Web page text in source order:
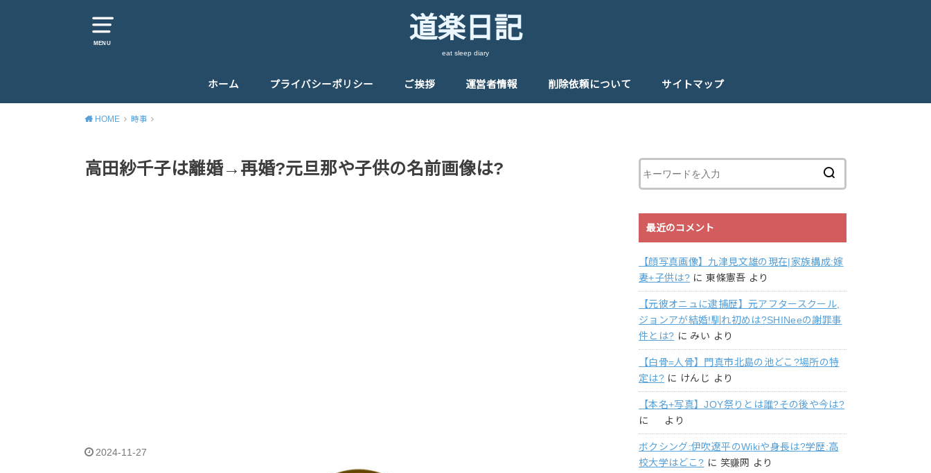
MENU 道楽日記
eat sleep diary
ホーム プライバシーポリシー ご挨拶 運営者情報 削除依頼について サイトマップ
HOME 時事
高田紗千子は離婚→再婚?元旦那や子供の名前画像は?
2024-11-27
最近のコメント
【顔写真画像】九津見文雄の現在|家族構成:嫁
妻+子供は? に東條憲吾 より
【元彼オニュに逮捕歴】元アフタースクール,
ジョンアが結婚!馴れ初めは?SHINeeの謝罪事
件とは? に みい より
【白骨=人骨】門真市北島の池どこ?場所の特
定は? に けんじ より
【本名+写真】JOY祭りとは誰?その後や今は?
に
より
ボクシング:伊吹遼平のWikiや身長は?学歴:高
校大学はどこ? に 笑赚网 より